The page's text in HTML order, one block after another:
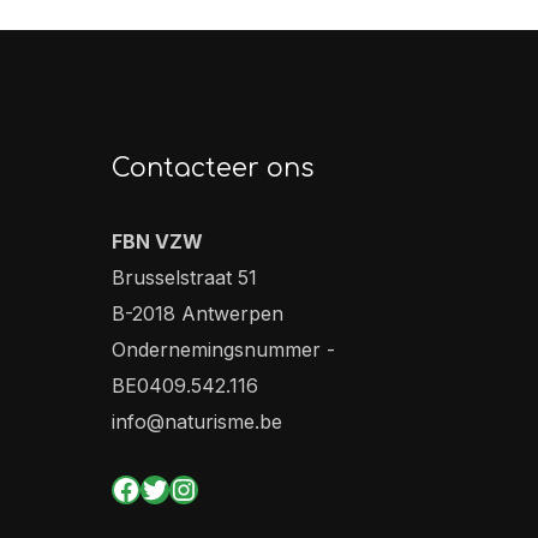
Contacteer ons
FBN VZW
Brusselstraat 51
B-2018 Antwerpen
Ondernemingsnummer -
BE0409.542.116
info@naturisme.be
Facebook
Twitter
Instagram